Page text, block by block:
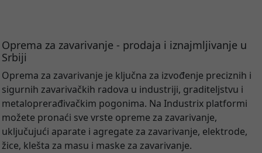
Oprema za zavarivanje - prodaja i iznajmljivanje u
Srbiji
Oprema za zavarivanje je ključna za izvođenje preciznih i
sigurnih zavarivačkih radova u industriji, graditeljstvu i
metaloprerađivačkim pogonima. Na Industrix platformi
možete pronaći sve vrste opreme za zavarivanje,
uključujući aparate i agregate za zavarivanje, elektrode,
žice, klešta za masu i maske za zavarivanje.